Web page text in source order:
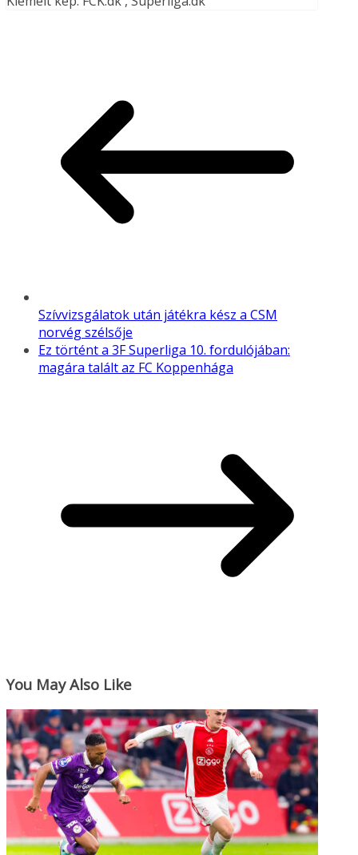
Szívvizsgálatok után játékra kész a CSM
norvég szélsője
Ez történt a 3F Superliga 10. fordulójában:
magára talált az FC Koppenhága
You May Also Like